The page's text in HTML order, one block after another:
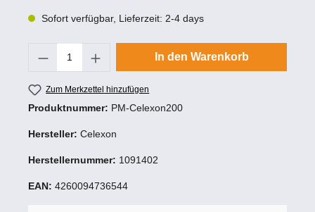
Sofort verfügbar, Lieferzeit: 2-4 days
Produkt Anzahl: Gib den gewünschten
In den Warenkorb
Zum Merkzettel hinzufügen
Produktnummer: PM-Celexon200
Hersteller: Celexon
Herstellernummer: 1091402
EAN: 4260094736544